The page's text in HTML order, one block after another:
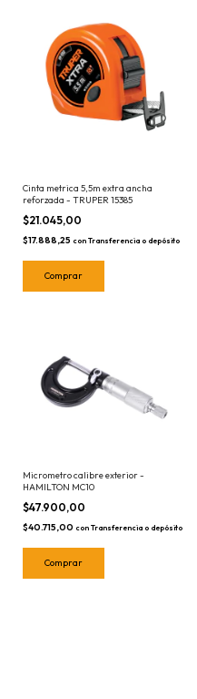
Cinta metrica 5,5m extra ancha
reforzada - TRUPER 15385
$21.045,00
$17.888,25 con Transferencia o depósito
Micrometro calibre exterior -
HAMILTON MC10
$47.900,00
$40.715,00 con Transferencia o depósito